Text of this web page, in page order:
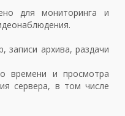
для мониторинга и
записи архива, раздачи
времени и просмотра
сервера, в том числе